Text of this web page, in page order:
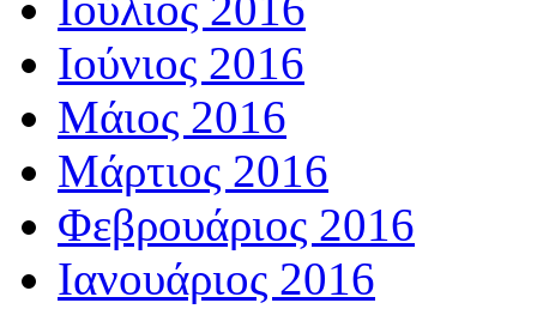
Ιούνιος 2016
Μάιος 2016
Μάρτιος 2016
Φεβρουάριος 2016
Ιανουάριος 2016